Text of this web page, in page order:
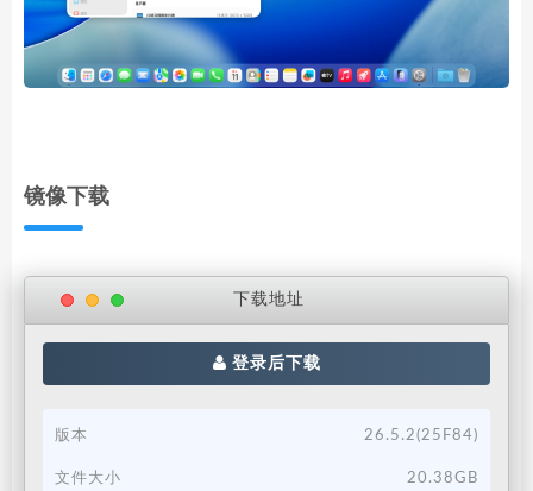
镜像下载
下载地址
登录后下载
版本 26.5.2(25F84)
文件大小 20.38GB